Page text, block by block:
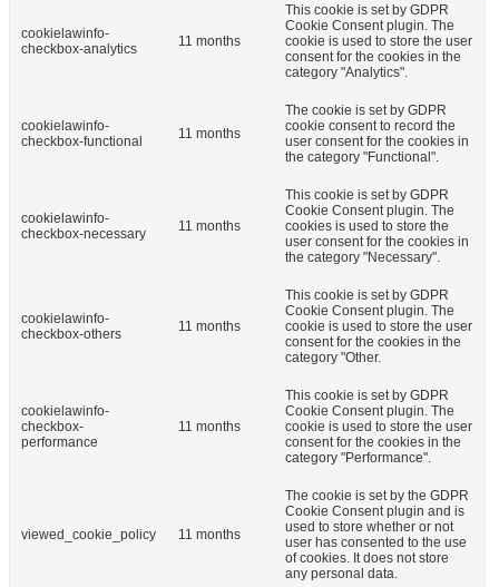
cookielawinfo-
checkbox-analytics
11 months
This cookie is set by GDPR
Cookie Consent plugin. The
cookie is used to store the user
consent for the cookies in the
category "Analytics".
cookielawinfo-
checkbox-functional
11 months
The cookie is set by GDPR
cookie consent to record the
user consent for the cookies in
the category "Functional".
cookielawinfo-
checkbox-necessary
11 months
This cookie is set by GDPR
Cookie Consent plugin. The
cookies is used to store the
user consent for the cookies in
the category "Necessary".
cookielawinfo-
checkbox-others
11 months
This cookie is set by GDPR
Cookie Consent plugin. The
cookie is used to store the user
consent for the cookies in the
category "Other.
cookielawinfo-
checkbox-
performance
11 months
This cookie is set by GDPR
Cookie Consent plugin. The
cookie is used to store the user
consent for the cookies in the
category "Performance".
viewed_cookie_policy 11 months
The cookie is set by the GDPR
Cookie Consent plugin and is
used to store whether or not
user has consented to the use
of cookies. It does not store
any personal data.